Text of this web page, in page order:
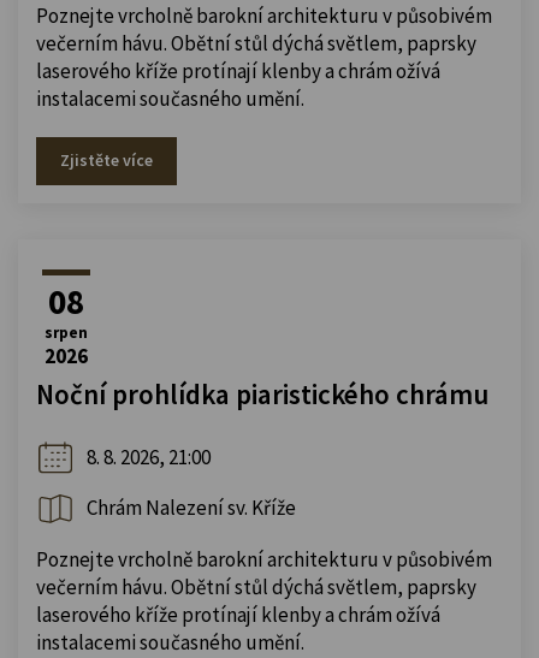
Poznejte vrcholně barokní architekturu v působivém
večerním hávu. Obětní stůl dýchá světlem, paprsky
laserového kříže protínají klenby a chrám ožívá
instalacemi současného umění.
Zjistěte více
08
srpen
2026
Noční prohlídka piaristického chrámu
8. 8. 2026, 21:00
Chrám Nalezení sv. Kříže
Poznejte vrcholně barokní architekturu v působivém
večerním hávu. Obětní stůl dýchá světlem, paprsky
laserového kříže protínají klenby a chrám ožívá
instalacemi současného umění.